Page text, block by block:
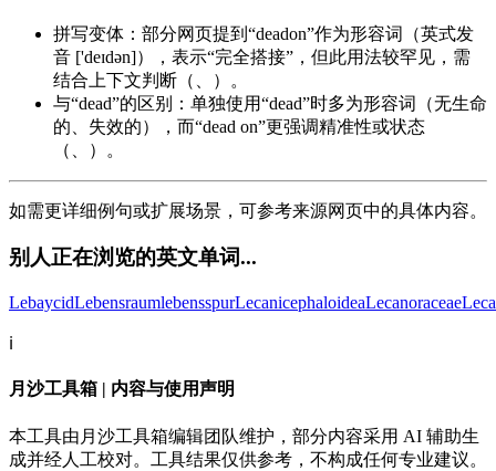
拼写变体：部分网页提到“deadon”作为形容词（英式发
音 ['deɪdən]），表示“完全搭接”，但此用法较罕见，需
结合上下文判断（、）。
与“dead”的区别：单独使用“dead”时多为形容词（无生命
的、失效的），而“dead on”更强调精准性或状态
（、）。
如需更详细例句或扩展场景，可参考来源网页中的具体内容。
别人正在浏览的英文单词...
LebaycidLebensraumlebensspurLecanicephaloideaLecanoraceae
ℹ️
月沙工具箱 | 内容与使用声明
本工具由月沙工具箱编辑团队维护，部分内容采用 AI 辅助生
成并经人工校对。工具结果仅供参考，不构成任何专业建议。